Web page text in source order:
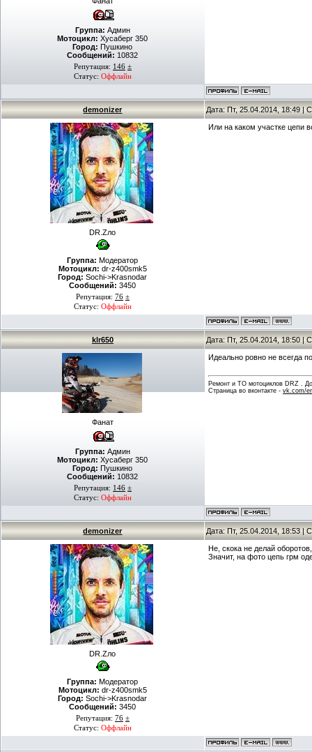
Группа: Админ
Мотоцикл: Хусаберг 350
Город: Пушкино
Сообщений: 10832
Репутация: 146 ±
Статус: Оффлайн
demonizer Дата: Пт, 25.04.2014, 18:49 |
DR.Zло
Группа: Модератор
Мотоцикл: dr-z400smk5
Город: Sochi->Krasnodar
Сообщений: 3450
Репутация: 76 ±
Статус: Оффлайн
Или на каком участке цепи
klr650 Дата: Пт, 25.04.2014, 18:50 |
Фанат
Группа: Админ
Мотоцикл: Хусаберг 350
Город: Пушкино
Сообщений: 10832
Репутация: 146 ±
Статус: Оффлайн
Идеально ровно не всегда
Ремонт и ТО мотоциклов DRZ .
Страница во вконтакте - vk.com/
demonizer Дата: Пт, 25.04.2014, 18:53 |
DR.Zло
Группа: Модератор
Мотоцикл: dr-z400smk5
Город: Sochi->Krasnodar
Сообщений: 3450
Репутация: 76 ±
Статус: Оффлайн
Не, скока не делай
Значит, на фото цепь грм